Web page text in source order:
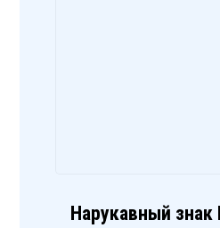
Нарукавный